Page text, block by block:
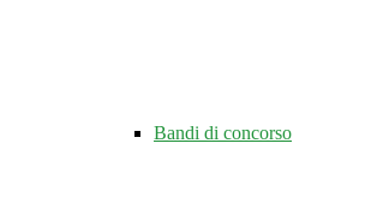
Bandi di concorso